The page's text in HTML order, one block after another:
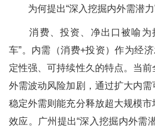
为何提出“深入挖掘内外需潜力
消费、投资、净出口被喻为
车”。内需（消费+投资）作为经
定性强、可持续性久的特点。当前
外需波动风险加剧，通过扩大内
稳定外需则能充分释放超大规模
效应。广州提出“深入挖掘内外需